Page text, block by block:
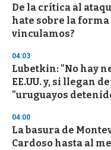
De la crítica al
hate sobre la forma
vinculamos?
04:03
Lubetkin: "No hay
EE.UU. y, si llegan
"uruguayos
04:00
La basura de
Cardoso hasta al